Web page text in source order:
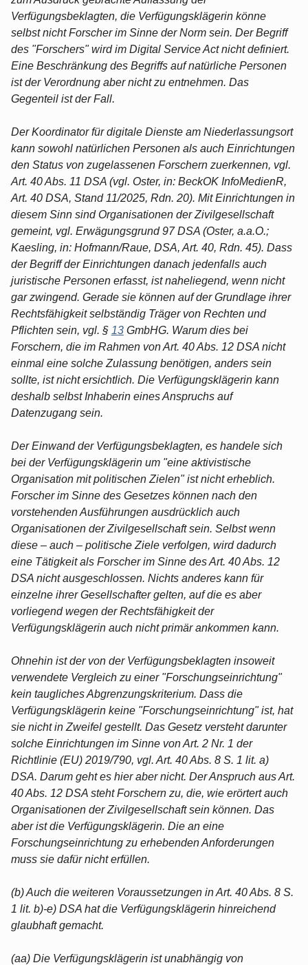
Verfügungsbeklagten, die Verfügungsklägerin könne
selbst nicht Forscher im Sinne der Norm sein. Der Begriff
des "Forschers" wird im Digital Service Act nicht definiert.
Eine Beschränkung des Begriffs auf natürliche Personen
ist der Verordnung aber nicht zu entnehmen. Das
Gegenteil ist der Fall.
Der Koordinator für digitale Dienste am Niederlassungsort
kann sowohl natürlichen Personen als auch Einrichtungen
den Status von zugelassenen Forschern zuerkennen, vgl.
Art. 40 Abs. 11 DSA (vgl. Oster, in: BeckOK InfoMedienR,
Art. 40 DSA, Stand 11/2025, Rdn. 20). Mit Einrichtungen in
diesem Sinn sind Organisationen der Zivilgesellschaft
gemeint, vgl. Erwägungsgrund 97 DSA (Oster, a.a.O.;
Kaesling, in: Hofmann/Raue, DSA, Art. 40, Rdn. 45). Dass
der Begriff der Einrichtungen danach jedenfalls auch
juristische Personen erfasst, ist naheliegend, wenn nicht
gar zwingend. Gerade sie können auf der Grundlage ihrer
Rechtsfähigkeit selbständig Träger von Rechten und
Pflichten sein, vgl. § 13 GmbHG. Warum dies bei
Forschern, die im Rahmen von Art. 40 Abs. 12 DSA nicht
einmal eine solche Zulassung benötigen, anders sein
sollte, ist nicht ersichtlich. Die Verfügungsklägerin kann
deshalb selbst Inhaberin eines Anspruchs auf
Datenzugang sein.
Der Einwand der Verfügungsbeklagten, es handele sich
bei der Verfügungsklägerin um "eine aktivistische
Organisation mit politischen Zielen" ist nicht erheblich.
Forscher im Sinne des Gesetzes können nach den
vorstehenden Ausführungen ausdrücklich auch
Organisationen der Zivilgesellschaft sein. Selbst wenn
diese – auch – politische Ziele verfolgen, wird dadurch
eine Tätigkeit als Forscher im Sinne des Art. 40 Abs. 12
DSA nicht ausgeschlossen. Nichts anderes kann für
einzelne ihrer Gesellschafter gelten, auf die es aber
vorliegend wegen der Rechtsfähigkeit der
Verfügungsklägerin auch nicht primär ankommen kann.
Ohnehin ist der von der Verfügungsbeklagten insoweit
verwendete Vergleich zu einer "Forschungseinrichtung"
kein taugliches Abgrenzungskriterium. Dass die
Verfügungsklägerin keine "Forschungseinrichtung" ist, hat
sie nicht in Zweifel gestellt. Das Gesetz versteht darunter
solche Einrichtungen im Sinne von Art. 2 Nr. 1 der
Richtlinie (EU) 2019/790, vgl. Art. 40 Abs. 8 S. 1 lit. a)
DSA. Darum geht es hier aber nicht. Der Anspruch aus Art.
40 Abs. 12 DSA steht Forschern zu, die, wie erörtert auch
Organisationen der Zivilgesellschaft sein können. Das
aber ist die Verfügungsklägerin. Die an eine
Forschungseinrichtung zu erhebenden Anforderungen
muss sie dafür nicht erfüllen.
(b) Auch die weiteren Voraussetzungen in Art. 40 Abs. 8 S.
1 lit. b)-e) DSA hat die Verfügungsklägerin hinreichend
glaubhaft gemacht.
(aa) Die Verfügungsklägerin ist unabhängig von